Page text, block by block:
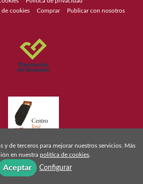
de cookies Comprar Publicar con nosotros
y de terceros para mejorar nuestros servicios. Más
en nuestra política de cookies
Aceptar Configurar